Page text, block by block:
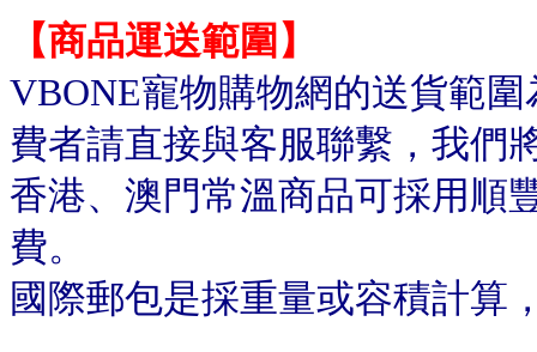
【商品運送範圍】
VBONE寵物購物網的送貨範
費者請直接與客服聯繫，我們
香港、澳門常溫商品可採用順
費。
國際郵包是採重量或容積計